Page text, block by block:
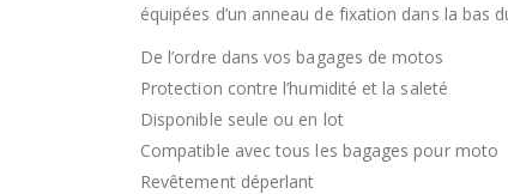
équipées d’un anneau de fixation dans la bas
De l’ordre dans vos bagages de motos
Protection contre l’humidité et la saleté
Disponible seule ou en lot
Compatible avec tous les bagages pour moto
Revêtement déperlant